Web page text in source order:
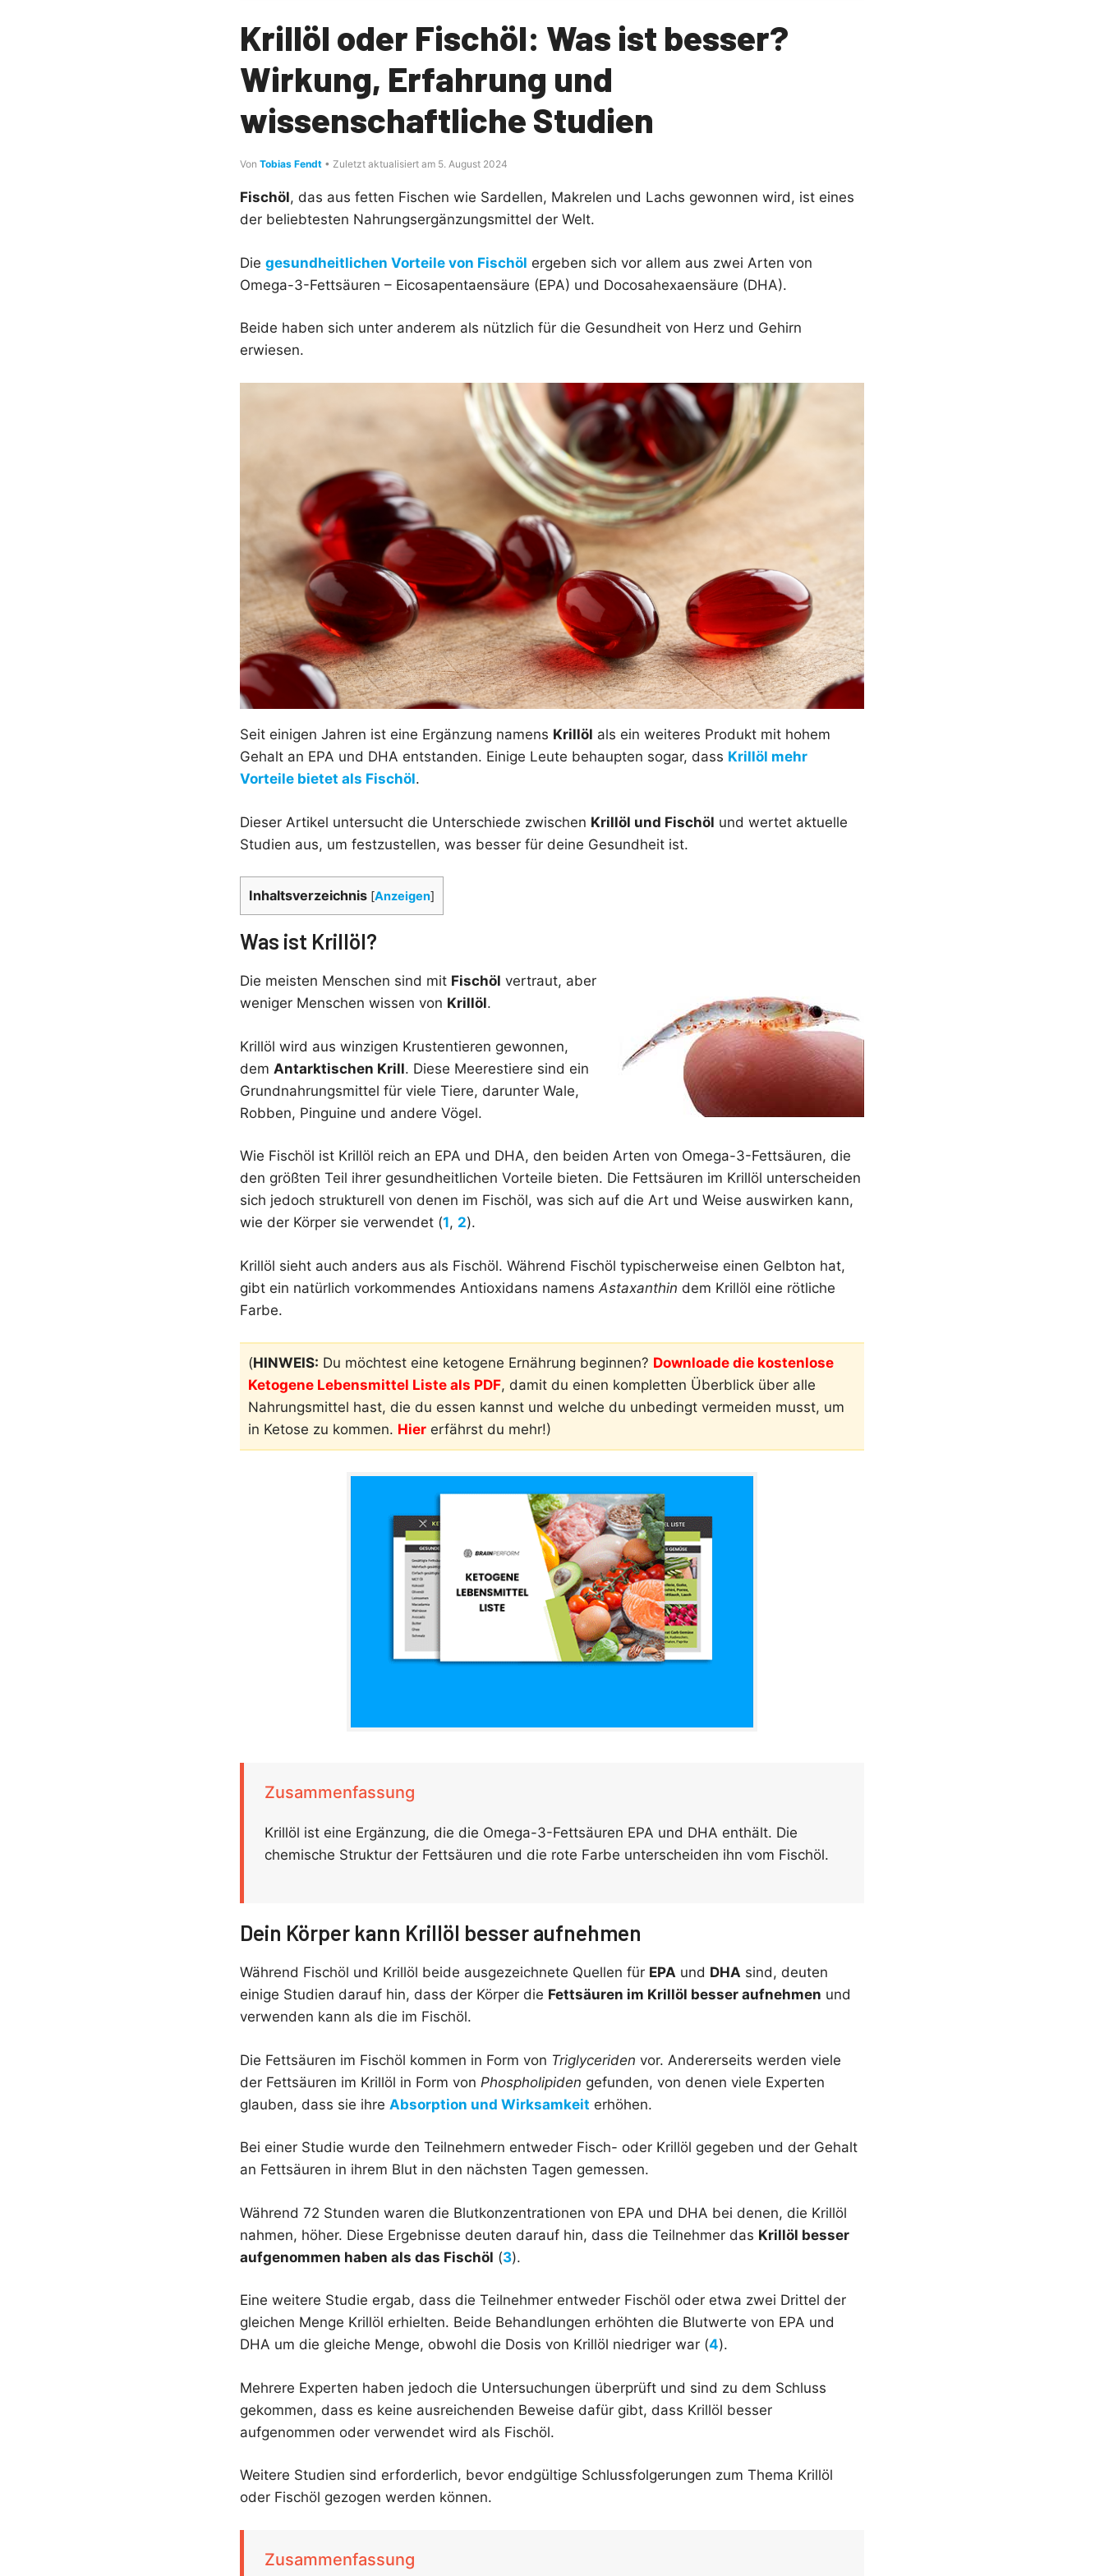
Krillöl oder Fischöl: Was ist besser?
Wirkung, Erfahrung und
wissenschaftliche Studien
Von Tobias Fendt • Zuletzt aktualisiert am 5. August 2024
Fischöl, das aus fetten Fischen wie Sardellen, Makrelen und Lachs gewonnen wird, ist eines
der beliebtesten Nahrungsergänzungsmittel der Welt.
Die gesundheitlichen Vorteile von Fischöl ergeben sich vor allem aus zwei Arten von
Omega-3-Fettsäuren – Eicosapentaensäure (EPA) und Docosahexaensäure (DHA).
Beide haben sich unter anderem als nützlich für die Gesundheit von Herz und Gehirn
erwiesen.
Seit einigen Jahren ist eine Ergänzung namens Krillöl als ein weiteres Produkt mit hohem
Gehalt an EPA und DHA entstanden. Einige Leute behaupten sogar, dass Krillöl mehr
Vorteile bietet als Fischöl.
Dieser Artikel untersucht die Unterschiede zwischen Krillöl und Fischöl und wertet aktuelle
Studien aus, um festzustellen, was besser für deine Gesundheit ist.
Inhaltsverzeichnis [Anzeigen]
Was ist Krillöl?
Die meisten Menschen sind mit Fischöl vertraut, aber
weniger Menschen wissen von Krillöl.
Krillöl wird aus winzigen Krustentieren gewonnen,
dem Antarktischen Krill. Diese Meerestiere sind ein
Grundnahrungsmittel für viele Tiere, darunter Wale,
Robben, Pinguine und andere Vögel.
Wie Fischöl ist Krillöl reich an EPA und DHA, den beiden Arten von Omega-3-Fettsäuren, die
den größten Teil ihrer gesundheitlichen Vorteile bieten. Die Fettsäuren im Krillöl unterscheiden
sich jedoch strukturell von denen im Fischöl, was sich auf die Art und Weise auswirken kann,
wie der Körper sie verwendet (1, 2).
Krillöl sieht auch anders aus als Fischöl. Während Fischöl typischerweise einen Gelbton hat,
gibt ein natürlich vorkommendes Antioxidans namens Astaxanthin dem Krillöl eine rötliche
Farbe.
(HINWEIS: Du möchtest eine ketogene Ernährung beginnen? Downloade die kostenlose
Ketogene Lebensmittel Liste als PDF, damit du einen kompletten Überblick über alle
Nahrungsmittel hast, die du essen kannst und welche du unbedingt vermeiden musst, um
in Ketose zu kommen. Hier erfährst du mehr!)
Zusammenfassung
Krillöl ist eine Ergänzung, die die Omega-3-Fettsäuren EPA und DHA enthält. Die
chemische Struktur der Fettsäuren und die rote Farbe unterscheiden ihn vom Fischöl.
Dein Körper kann Krillöl besser aufnehmen
Während Fischöl und Krillöl beide ausgezeichnete Quellen für EPA und DHA sind, deuten
einige Studien darauf hin, dass der Körper die Fettsäuren im Krillöl besser aufnehmen und
verwenden kann als die im Fischöl.
Die Fettsäuren im Fischöl kommen in Form von Triglyceriden vor. Andererseits werden viele
der Fettsäuren im Krillöl in Form von Phospholipiden gefunden, von denen viele Experten
glauben, dass sie ihre Absorption und Wirksamkeit erhöhen.
Bei einer Studie wurde den Teilnehmern entweder Fisch- oder Krillöl gegeben und der Gehalt
an Fettsäuren in ihrem Blut in den nächsten Tagen gemessen.
Während 72 Stunden waren die Blutkonzentrationen von EPA und DHA bei denen, die Krillöl
nahmen, höher. Diese Ergebnisse deuten darauf hin, dass die Teilnehmer das Krillöl besser
aufgenommen haben als das Fischöl (3).
Eine weitere Studie ergab, dass die Teilnehmer entweder Fischöl oder etwa zwei Drittel der
gleichen Menge Krillöl erhielten. Beide Behandlungen erhöhten die Blutwerte von EPA und
DHA um die gleiche Menge, obwohl die Dosis von Krillöl niedriger war (4).
Mehrere Experten haben jedoch die Untersuchungen überprüft und sind zu dem Schluss
gekommen, dass es keine ausreichenden Beweise dafür gibt, dass Krillöl besser
aufgenommen oder verwendet wird als Fischöl.
Weitere Studien sind erforderlich, bevor endgültige Schlussfolgerungen zum Thema Krillöl
oder Fischöl gezogen werden können.
Zusammenfassung